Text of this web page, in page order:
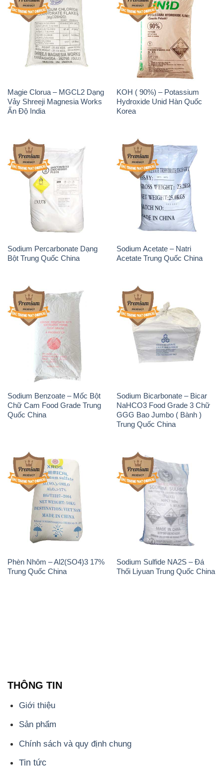
Magie Clorua – MGCL2 Dạng
Vảy Shreeji Magnesia Works
Ấn Độ India
KOH ( 90%) – Potassium
Hydroxide Unid Hàn Quốc
Korea
Sodium Percarbonate Dạng
Bột Trung Quốc China
Sodium Acetate – Natri
Acetate Trung Quốc China
Sodium Benzoate – Mốc Bột
Chữ Cam Food Grade Trung
Quốc China
Sodium Bicarbonate – Bicar
NaHCO3 Food Grade 3 Chữ
GGG Bao Jumbo ( Bành )
Trung Quốc China
Phèn Nhôm – Al2(SO4)3 17%
Trung Quốc China
Sodium Sulfide NA2S – Đá
Thối Liyuan Trung Quốc China
THÔNG TIN
Giới thiệu
Sản phẩm
Chính sách và quy định chung
Tin tức